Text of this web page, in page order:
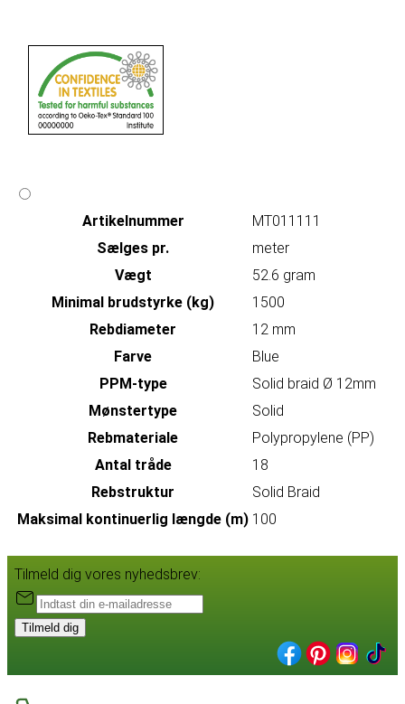
Artikelnummer
MT011111
Sælges pr.
meter
Vægt
52.6 gram
Minimal brudstyrke (kg)
1500
Rebdiameter
12 mm
Farve
Blue
PPM-type
Solid braid Ø 12mm
Mønstertype
Solid
Rebmateriale
Polypropylene (PP)
Antal tråde
18
Rebstruktur
Solid Braid
Maksimal kontinuerlig længde (m) 100
Tilmeld dig vores nyhedsbrev:
Tilmeld dig